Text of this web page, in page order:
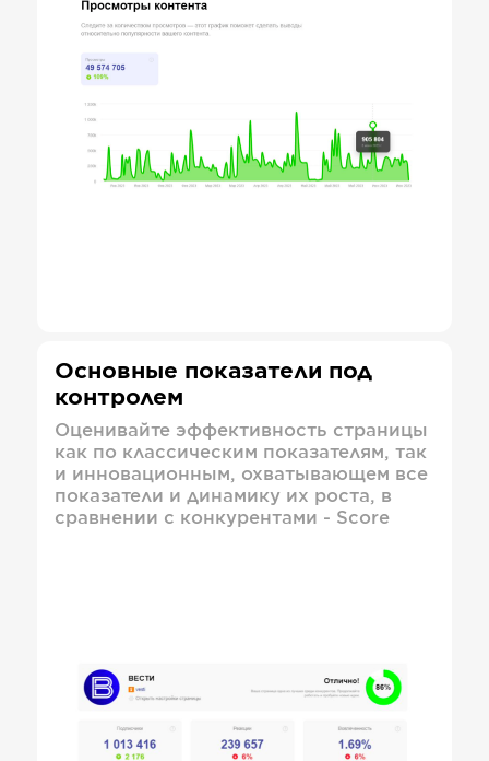
Основные показатели под
контролем
Оценивайте эффективность страницы
как по классическим показателям, так
и инновационным, охватывающем все
показатели и динамику их роста, в
сравнении с конкурентами - Score